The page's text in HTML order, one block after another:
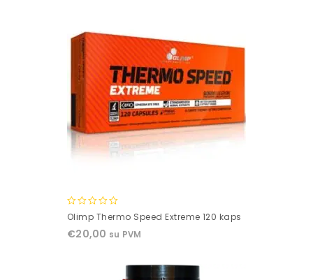
0
of
Olimp Thermo Speed Extreme 120 kaps
€20,00 su PVM